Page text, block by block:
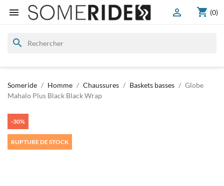
 shopping_cart (0)

search
Someride Homme Chaussures Baskets basses
Globe
Mahalo Plus Black Black Wrap
-30%
RUPTURE DE STOCK